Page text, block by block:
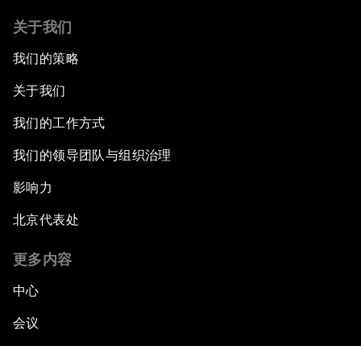
关于我们
我们的策略
关于我们
我们的工作方式
我们的领导团队与组织治理
影响力
北京代表处
更多内容
中心
会议